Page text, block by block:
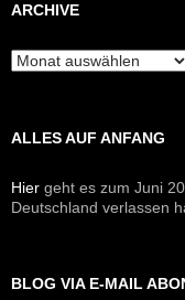
ARCHIVE
Archive
ALLES AUF ANFANG
Hier geht es zum Juni
Deutschland verlassen
BLOG VIA E-MAIL